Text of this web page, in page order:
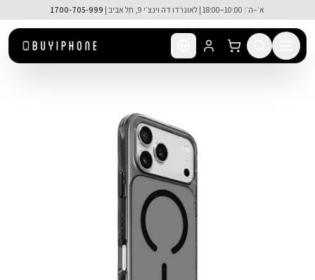
דלג לתוכן הראשי
א׳–ה׳: 10:00–18:00 | לאונרדו דה וינצ׳י 9, תל אביב | 1700-705-999